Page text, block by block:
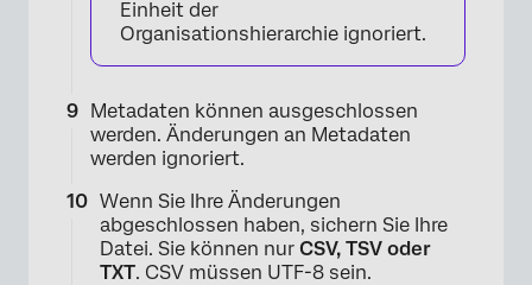
Einheit der
Organisationshierarchie ignoriert.
Metadaten können ausgeschlossen
werden. Änderungen an Metadaten
werden ignoriert.
Wenn Sie Ihre Änderungen
abgeschlossen haben, sichern Sie Ihre
Datei. Sie können nur CSV, TSV oder
TXT. CSV müssen UTF-8 sein.